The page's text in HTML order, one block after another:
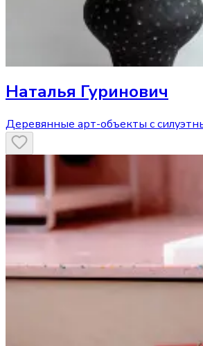
Наталья Гуринович
Деревянные арт-объекты с